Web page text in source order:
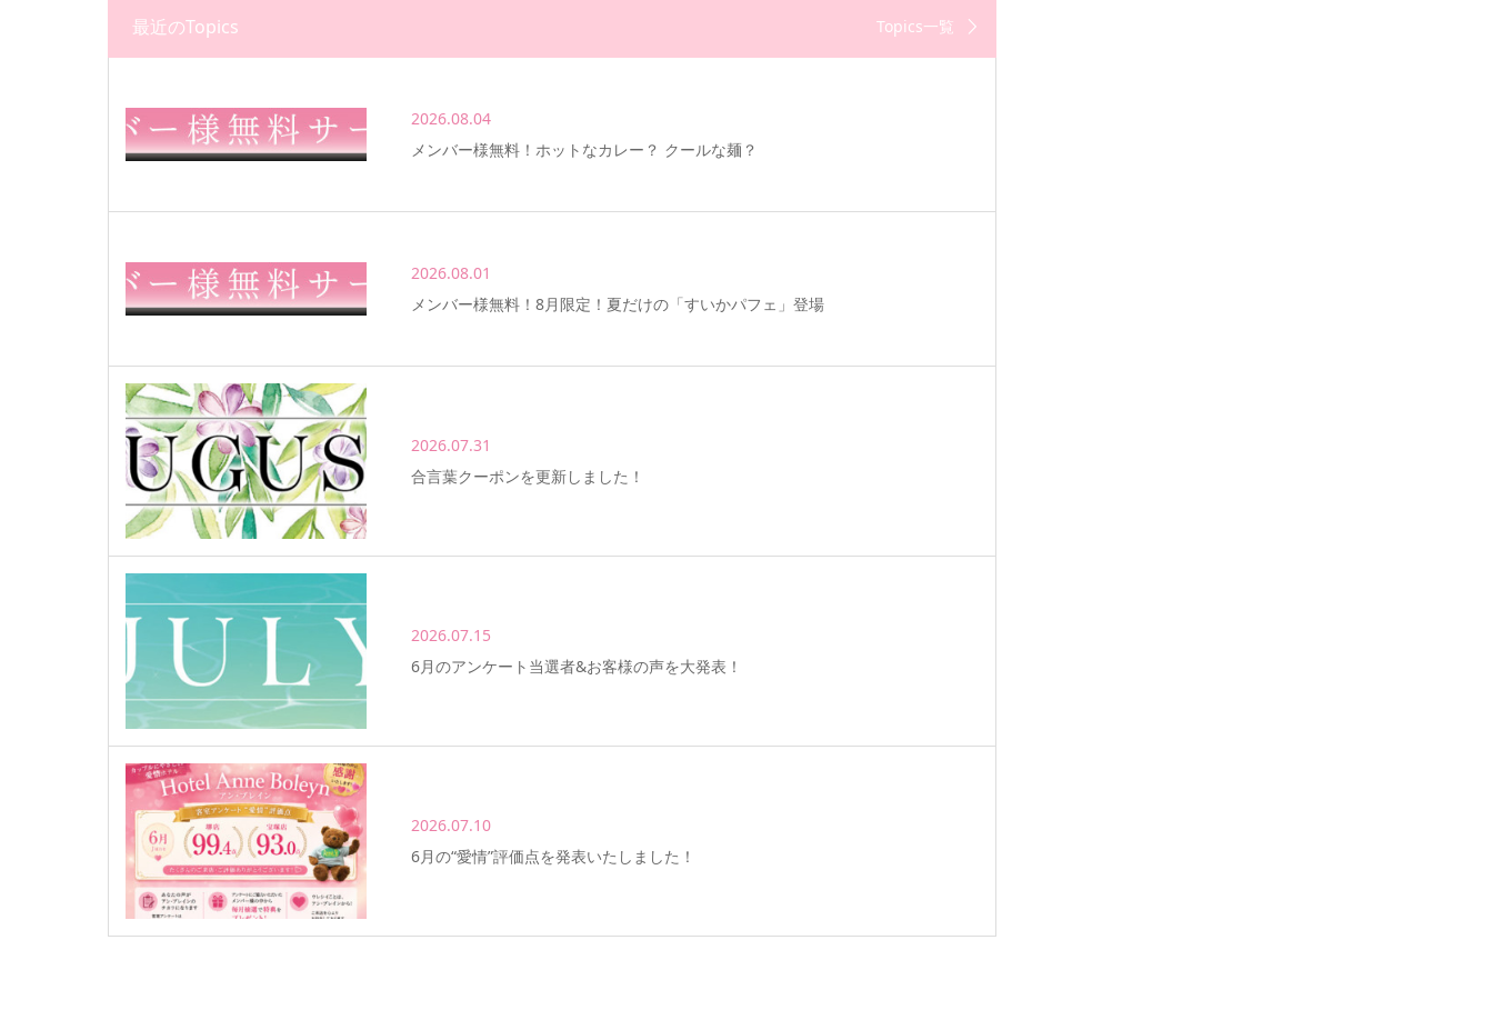
最近のTopics Topics一覧
2026.08.04
メンバー様無料！ホットなカレー？ クールな麺？
2026.08.01
メンバー様無料！8月限定！夏だけの「すいかパフェ」登場
2026.07.31
合言葉クーポンを更新しました！
2026.07.15
6月のアンケート当選者&お客様の声を大発表！
2026.07.10
6月の“愛情”評価点を発表いたしました！